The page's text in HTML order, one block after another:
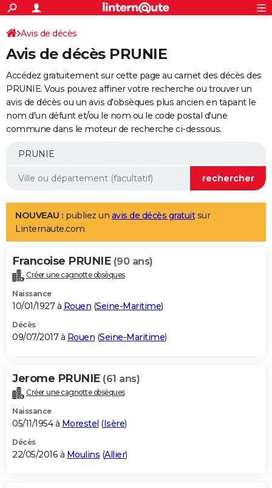
ACTUALITÉS
Politique
Société
Faits Divers
Education
Monde
Villes
+
SPORT
Coupe du monde 2026
Football
Tennis
Cyclisme
Rugby
Forum
Programme TV
TNT
Streaming
Cinéma
Sorties cinéma
Musique
+
FINANCE
Retraite
Epargne
Immobilier
Risques naturels par ville
Banque
Assurance
AUTO
Essais
Réserver un essai
Citadines
Berlines
SUV
Forum auto
+
Mobiles
Meilleur smartphone
Internet
Ordinateurs
Jeux vidéo
Guide high-tech
Aménagement intérieur
LIFESTYLE
Art de vivre
Bien-être
Loisirs
Mode
Modes de vie
Alimentation
Guide de la santé
Maladies
Médicaments
Sommeil
VOYAGE
Destinations
City break
Voyage nature
Voyage de noces
Forum
Climat
+PHOTO
GUIDES D'ACHAT
BONS PLANS
Carte de Noël
Carte Bonne année
Carte Saint-Valentin
Carte Pâques
Carte d'anniversaire
DICTIONNAIRE
Dictionnaire
Biographies
Citations
Expressions
Proverbes
PROGRAMME TV
S'inscrire
Se connecter
Lycées
Collèges
Primaires
Universités
Entreprises
Service militaire
Avis de recherche
AVIS DE DÉCÈS
Avis de décès
Avis de décès PRUNIE
Accédez gratuitement sur cette page au carnet des décès des
PRUNIE. Vous pouvez affiner votre recherche ou trouver un
avis de décès ou un avis d'obsèques plus ancien en tapant le
nom d'un défunt et/ou le nom ou le code postal d'une
commune dans le moteur de recherche ci-dessous.
NOUVEAU : publiez un avis de décès gratuitsur
Linternaute.com
Francoise PRUNIE (90 ans)
Créer une cagnotte obsèques
Naissance
10/01/1927 à Rouen (Seine-Maritime)
Décès
09/07/2017 à Rouen (Seine-Maritime)
Jerome PRUNIE (61 ans)
Créer une cagnotte obsèques
Naissance
05/11/1954 à Morestel (Isère)
Décès
22/05/2016 à Moulins (Allier)